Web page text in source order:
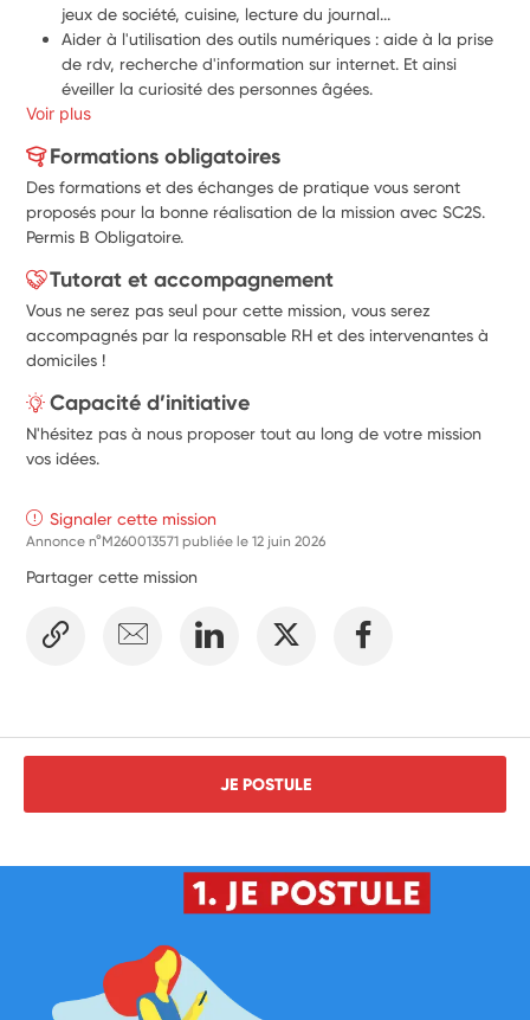
jeux de société, cuisine, lecture du journal...
Aider à l'utilisation des outils numériques : aide à la prise
de rdv, recherche d'information sur internet. Et ainsi
éveiller la curiosité des personnes âgées.
Etre force de proposition pour développer de nouveaux
Travailler la mémoire des seniors.
Aider à maintenir le lien avec les familles : organisation
de visio...
Voir plus
Formations obligatoires
Des formations et des échanges de pratique vous seront
proposés pour la bonne réalisation de la mission avec SC2S.
Permis B Obligatoire.
Tutorat et accompagnement
Vous ne serez pas seul pour cette mission, vous serez
accompagnés par la responsable RH et des intervenantes à
domiciles !
Capacité d’initiative
N'hésitez pas à nous proposer tout au long de votre mission
vos idées.
Signaler cette mission
Annonce n°M260013571 publiée le12 juin 2026
Partager cette mission
JE POSTULE